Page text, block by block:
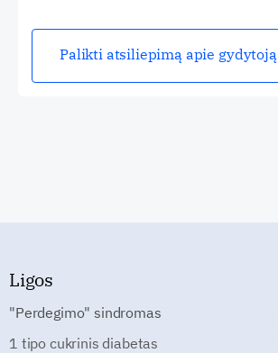
Palikti atsiliepimą apie gydytoją
Ligos
"Perdegimo" sindromas
1 tipo cukrinis diabetas